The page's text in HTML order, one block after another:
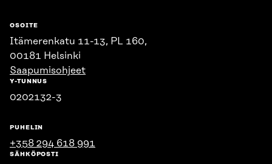
OSOITE
Itämerenkatu 11-13, PL 160,
00181 Helsinki
Saapumisohjeet
Y-TUNNUS
0202132-3
PUHELIN
+358 294 618 991
SÄHKÖPOSTI